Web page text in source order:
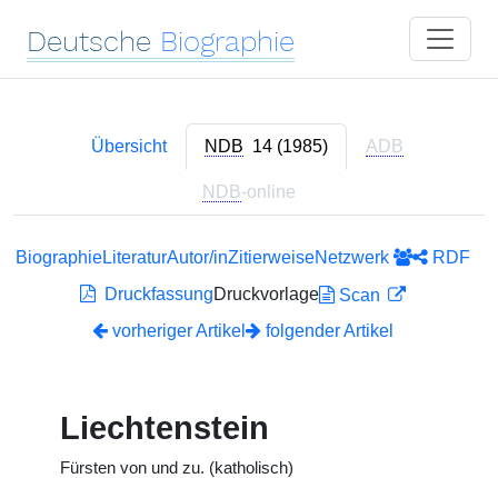
Deutsche Biographie
Übersicht NDB 14 (1985) ADB
NDB-online
BiographieLiteraturAutor/inZitierweiseNetzwerk
RDF
DruckfassungDruckvorlage
Scan
vorheriger Artikel
folgender Artikel
Liechtenstein
Fürsten von und zu. (katholisch)